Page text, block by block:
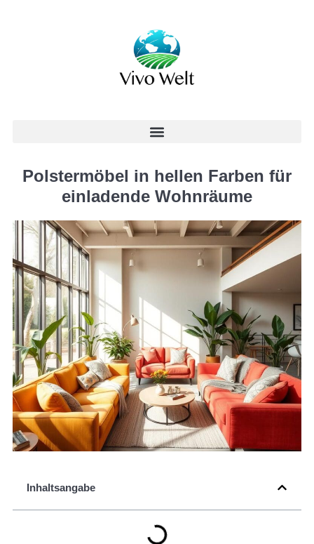
Polstermöbel in hellen Farben für
einladende Wohnräume
Inhaltsangabe